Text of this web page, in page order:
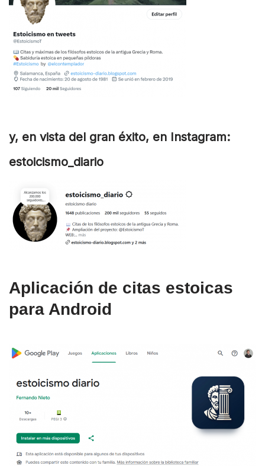
y, en vista del gran éxito, en Instagram:
estoicismo_diario
Aplicación de citas estoicas
para Android